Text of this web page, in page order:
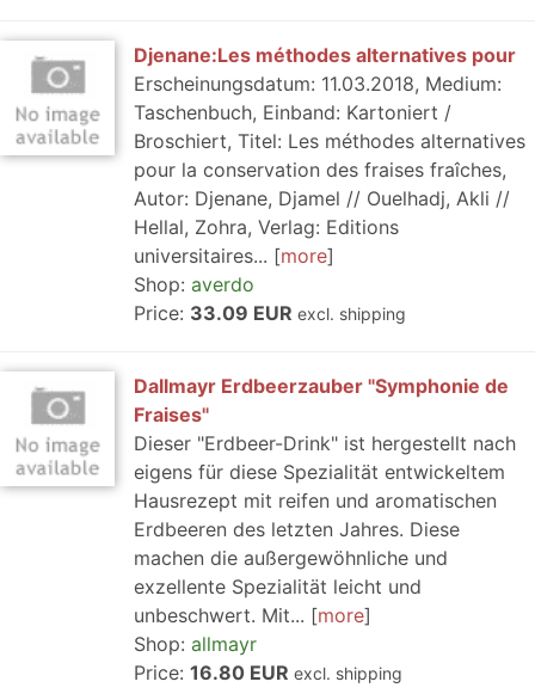
Djenane:Les méthodes alternatives pour
Erscheinungsdatum: 11.03.2018, Medium:
Taschenbuch, Einband: Kartoniert /
Broschiert, Titel: Les méthodes alternatives
pour la conservation des fraises fraîches,
Autor: Djenane, Djamel // Ouelhadj, Akli //
Hellal, Zohra, Verlag: Editions
universitaires...
more
Shop: averdo
Price: 33.09 EUR excl. shipping
Dallmayr Erdbeerzauber "Symphonie de
Fraises"
Dieser "Erdbeer-Drink" ist hergestellt nach
eigens für diese Spezialität entwickeltem
Hausrezept mit reifen und aromatischen
Erdbeeren des letzten Jahres. Diese
machen die außergewöhnliche und
exzellente Spezialität leicht und
unbeschwert. Mit...
more
Shop: allmayr
Price: 16.80 EUR excl. shipping